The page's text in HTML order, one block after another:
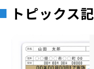
トピックス